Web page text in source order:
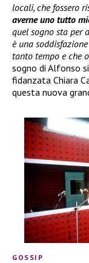
locali, che fossero
averne uno tutto
quel sogno sta per
è una
tanto tempo e che
sogno di Alfonso
fidanzata Chiara
questa nuova
GOSSIP